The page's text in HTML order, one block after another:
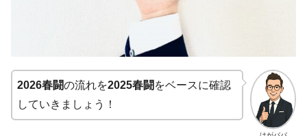
2026春闘の流れを2025春闘 をベースに確認
していきましょう！